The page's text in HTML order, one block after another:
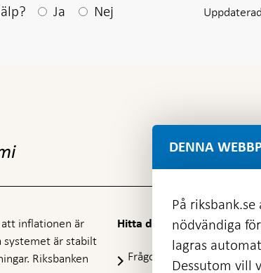
Efter ditt svar visas en kommentarsruta
Ja Nej
att inflationen är
systemet är stabilt
Riksbanken
Hitta direkt
Frågor och svar
DENNA
På
nödvändiga
lagras
Dessutom vill